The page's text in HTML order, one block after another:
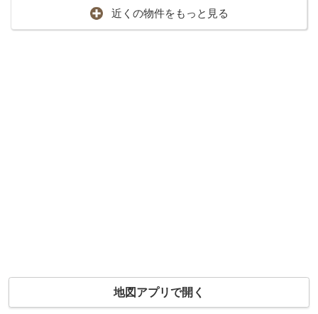
近くの物件をもっと見る
地図アプリで開く